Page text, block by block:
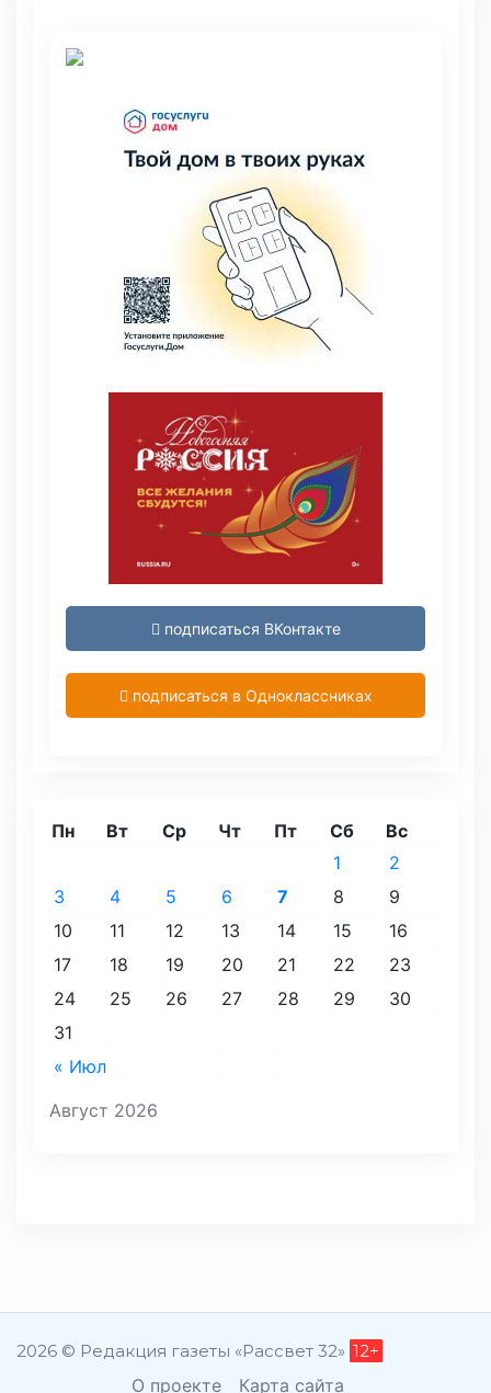
подписаться ВКонтакте
подписаться в Одноклассниках
Август 2026
Пн Вт Ср Чт Пт Сб Вс
« Июл
1
2
3
4 5 6 7 8
9
10
11 12 13 14 15
16
17
18 19 20 21 22
23
24
25 26 27 28 29
30
31
2026 © Редакция газеты «Рассвет 32» 12+
О проекте Карта сайта